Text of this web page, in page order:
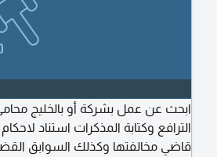
ابحث عن عمل بشركة أو بالخليج
الترافع وكتابة المذكرات استناد
قاضي مخالفتها وكذلك السوابق